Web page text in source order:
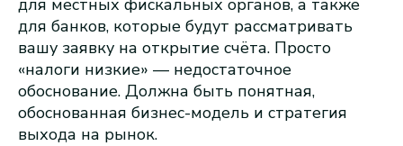
для банков, которые будут рассматривать
вашу заявку на открытие счёта. Просто
«налоги низкие» — недостаточное
обоснование. Должна быть понятная,
обоснованная бизнес-модель и стратегия
выхода на рынок.